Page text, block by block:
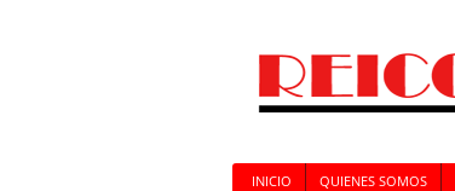
INICIO QUIENES SOMOS